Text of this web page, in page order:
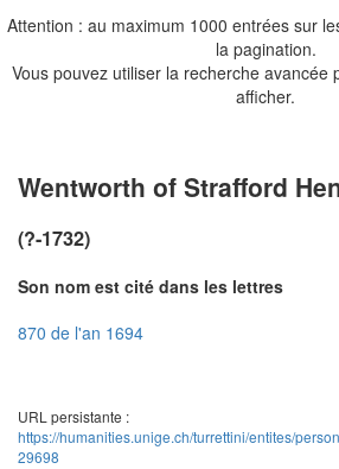
Attention : au maximum 1000 entrées sur
la pagination.
Vous pouvez utiliser la recherche avancée
afficher.
Wentworth of Strafford
(?-1732)
Son nom est cité dans les lettres
870 de l'an 1694
URL persistante :
https://humanities.unige.ch/turrettini/entites/
29698